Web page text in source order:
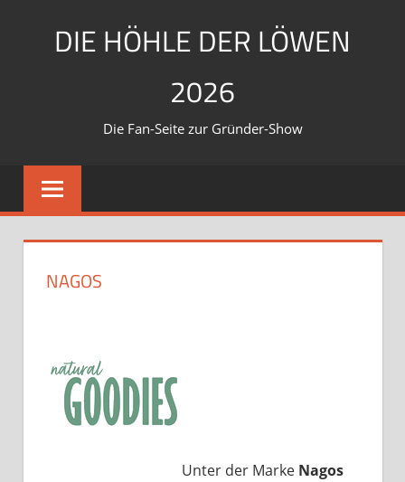
DIE HÖHLE DER LÖWEN
2026
Die Fan-Seite zur Gründer-Show
NAGOS
Unter der Marke Nagos